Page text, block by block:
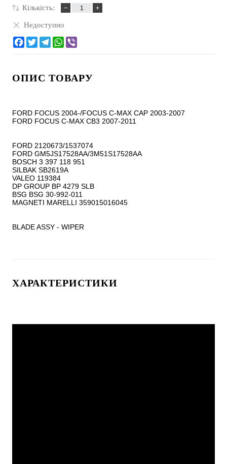
Кількість:
Недоступно
ОПИС ТОВАРУ
FORD FOCUS 2004-/FOCUS C-MAX CAP 2003-2007
FORD FOCUS C-MAX CB3 2007-2011
FORD 2120673/1537074
FORD GM5JS17528AA/3M51S17528AA
BOSCH 3 397 118 951
SILBAK SB2619A
VALEO 119384
DP GROUP BP 4279 SLB
BSG BSG 30-992-011
MAGNETI MARELLI 359015016045
BLADE ASSY - WIPER
ХАРАКТЕРИСТИКИ